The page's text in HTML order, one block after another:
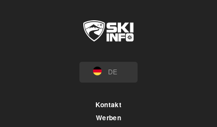
DE
Kontakt
Werben